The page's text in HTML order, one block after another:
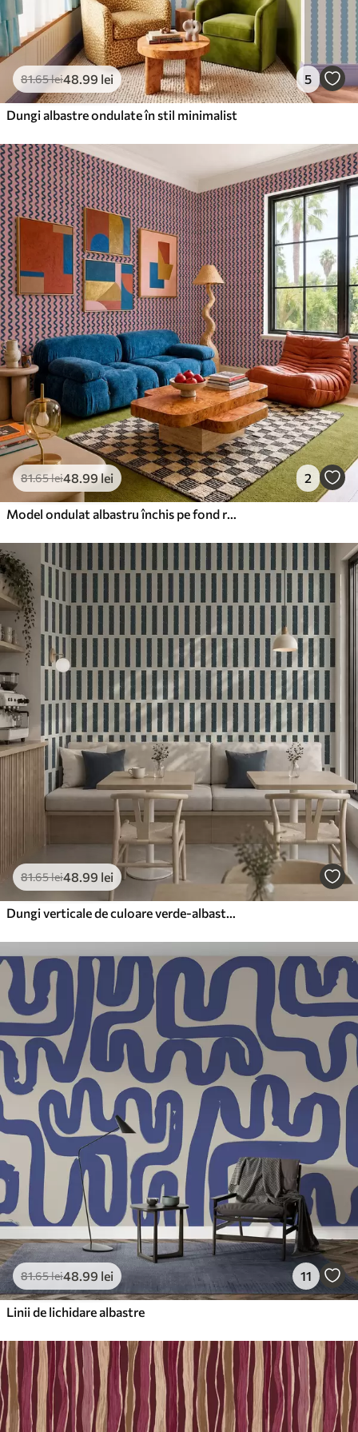
81.65lei48.99 lei 5
Dungi albastre ondulate în stil minimalist
81.65lei48.99lei 2
Model ondulat albastru închis pe fond roz
81.65lei48.99 lei
Dungi verticale de culoare verde-albastru închis pe un fundal deschis
81.65lei48.99 lei 11
Linii de lichidare albastre